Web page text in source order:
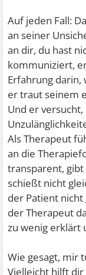
Auf jeden Fall:
an seiner
an dir, du hast
kommuniziert,
Erfahrung
er traut seinem
Und er
Als Therapeut
an die
transparent,
schießt nicht
der Patient nicht
der Therapeut
zu wenig erklärt
Wie gesagt, mir
Vielleicht hilft dir